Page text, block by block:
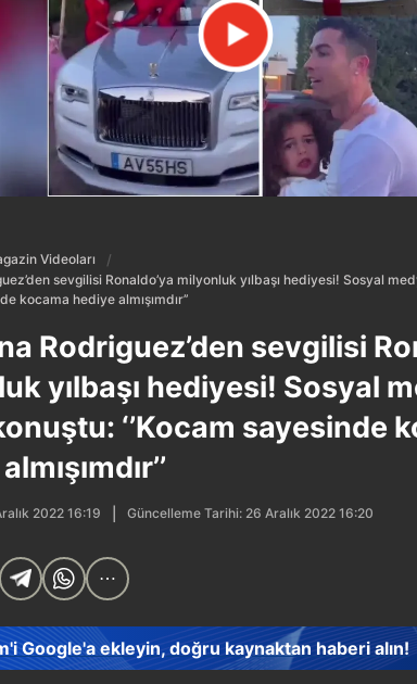
Videoları
sevgilisi Ronaldo’ya milyonluk yılbaşı hediyesi! Sosyal
kocama hediye almışımdır’’
Rodriguez’den sevgilisi
yılbaşı hediyesi! Sosyal
‘’Kocam sayesinde
2022 16:19 Güncelleme Tarihi: 26 Aralık 2022 16:20
Google'a ekleyin, doğru kaynaktan haberi alın!